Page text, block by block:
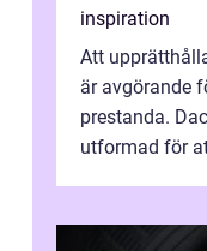
inspiration
Att
är avgörande
prestanda.
utformad för